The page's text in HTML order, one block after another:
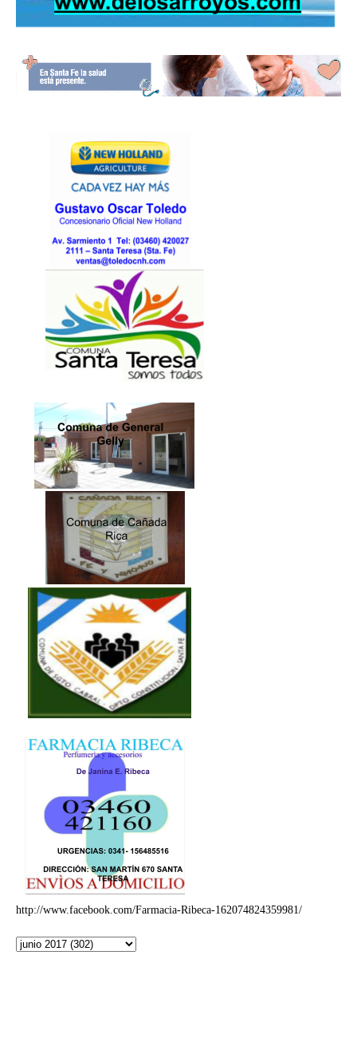
http://www.facebook.com/Farmacia-Ribeca-162074824359981/